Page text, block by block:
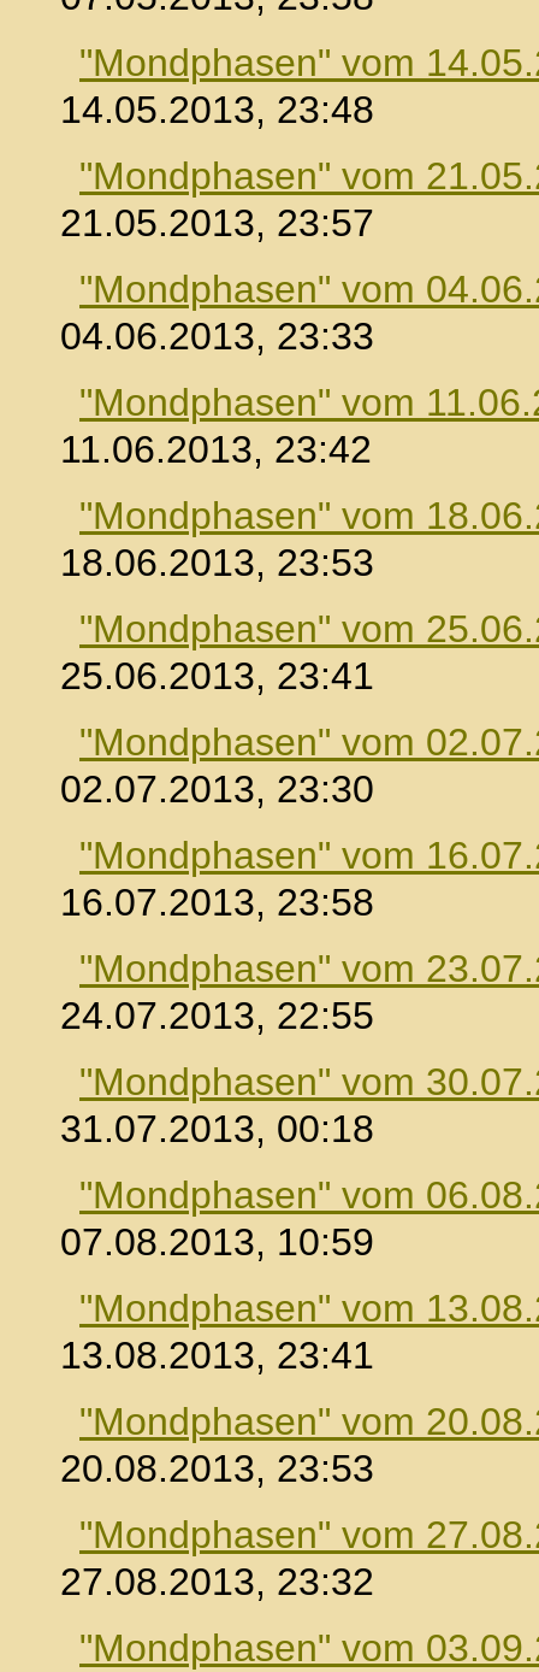
"Mondphasen" vom
14.05.2013, 23:48
"Mondphasen" vom
21.05.2013, 23:57
"Mondphasen" vom
04.06.2013, 23:33
"Mondphasen" vom
11.06.2013, 23:42
"Mondphasen" vom
18.06.2013, 23:53
"Mondphasen" vom
25.06.2013, 23:41
"Mondphasen" vom
02.07.2013, 23:30
"Mondphasen" vom
16.07.2013, 23:58
"Mondphasen" vom
24.07.2013, 22:55
"Mondphasen" vom
31.07.2013, 00:18
"Mondphasen" vom
07.08.2013, 10:59
"Mondphasen" vom
13.08.2013, 23:41
"Mondphasen" vom
20.08.2013, 23:53
"Mondphasen" vom
27.08.2013, 23:32
"Mondphasen" vom